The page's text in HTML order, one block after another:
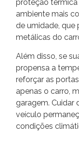
proteção
ambiente mais
de umidade, que
metálicas do
Além disso, se
propensa a
reforçar as
apenas o carro,
garagem. Cuidar
veículo
condições